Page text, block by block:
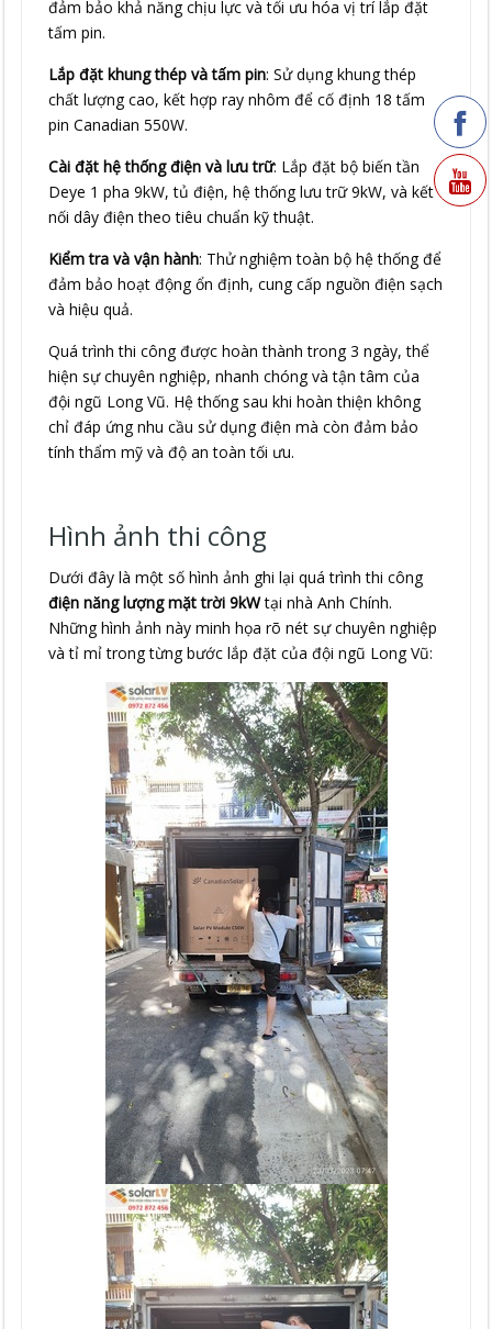
đảm bảo khả năng chịu lực và tối ưu hóa vị trí lắp đặt
tấm pin.
Lắp đặt khung thép và tấm pin: Sử dụng khung thép
chất lượng cao, kết hợp ray nhôm để cố định 18 tấm
pin Canadian 550W.
Cài đặt hệ thống điện và lưu trữ: Lắp đặt bộ biến tần
Deye 1 pha 9kW, tủ điện, hệ thống lưu trữ 9kW, và kết
nối dây điện theo tiêu chuẩn kỹ thuật.
Kiểm tra và vận hành: Thử nghiệm toàn bộ hệ thống để
đảm bảo hoạt động ổn định, cung cấp nguồn điện sạch
và hiệu quả.
Quá trình thi công được hoàn thành trong 3 ngày, thể
hiện sự chuyên nghiệp, nhanh chóng và tận tâm của
đội ngũ Long Vũ. Hệ thống sau khi hoàn thiện không
chỉ đáp ứng nhu cầu sử dụng điện mà còn đảm bảo
tính thẩm mỹ và độ an toàn tối ưu.
Hình ảnh thi công
Dưới đây là một số hình ảnh ghi lại quá trình thi công
điện năng lượng mặt trời 9kWtại nhà Anh Chính.
Những hình ảnh này minh họa rõ nét sự chuyên nghiệp
và tỉ mỉ trong từng bước lắp đặt của đội ngũ Long Vũ: